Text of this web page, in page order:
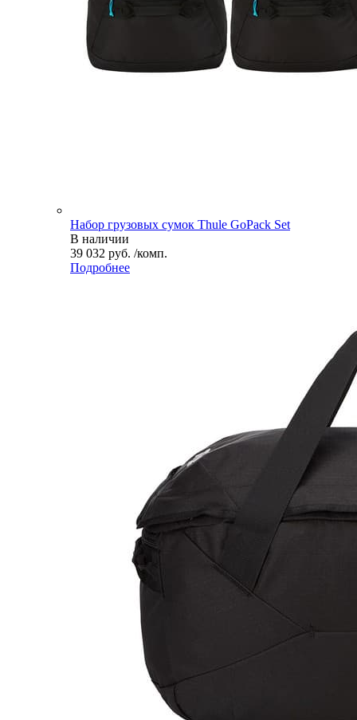
Набор грузовых сумок Thule GoPack Set
В наличии
39 032 руб. /комп.
Подробнее